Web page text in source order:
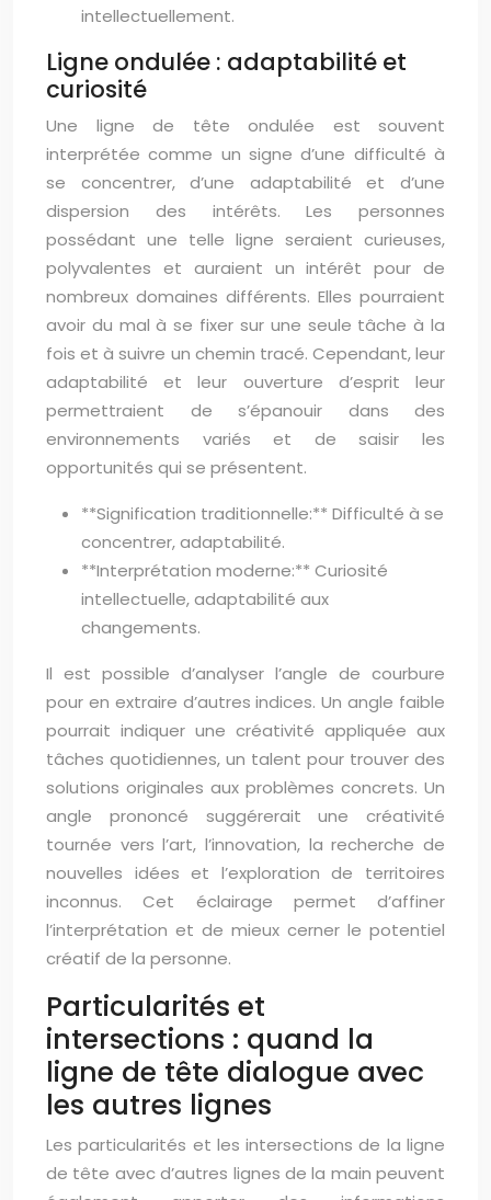
intellectuellement.
Ligne ondulée : adaptabilité et
curiosité
Une ligne de tête ondulée est souvent
interprétée comme un signe d’une difficulté à
se concentrer, d’une adaptabilité et d’une
dispersion des intérêts. Les personnes
possédant une telle ligne seraient curieuses,
polyvalentes et auraient un intérêt pour de
nombreux domaines différents. Elles pourraient
avoir du mal à se fixer sur une seule tâche à la
fois et à suivre un chemin tracé. Cependant, leur
adaptabilité et leur ouverture d’esprit leur
permettraient de s’épanouir dans des
environnements variés et de saisir les
opportunités qui se présentent.
**Signification traditionnelle:** Difficulté à se
concentrer, adaptabilité.
**Interprétation moderne:** Curiosité
intellectuelle, adaptabilité aux
changements.
Il est possible d’analyser l’angle de courbure
pour en extraire d’autres indices. Un angle faible
pourrait indiquer une créativité appliquée aux
tâches quotidiennes, un talent pour trouver des
solutions originales aux problèmes concrets. Un
angle prononcé suggérerait une créativité
tournée vers l’art, l’innovation, la recherche de
nouvelles idées et l’exploration de territoires
inconnus. Cet éclairage permet d’affiner
l’interprétation et de mieux cerner le potentiel
créatif de la personne.
Particularités et
intersections : quand la
ligne de tête dialogue avec
les autres lignes
Les particularités et les intersections de la ligne
de tête avec d’autres lignes de la main peuvent